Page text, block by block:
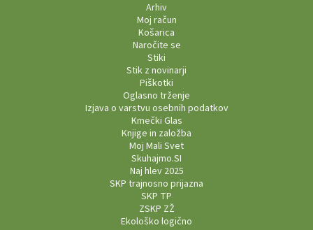
Arhiv
Moj račun
Košarica
Naročite se
Stiki
Stik z novinarji
Piškotki
Oglasno trženje
Izjava o varstvu osebnih podatkov
Kmečki Glas
Knjige in založba
Moj Mali Svet
Skuhajmo.SI
Naj hlev 2025
SKP trajnosno prijazna
SKP TP
ZSKP ZŽ
Ekološko logično